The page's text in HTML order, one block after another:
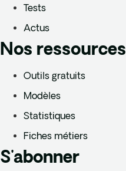
Tests
Actus
Nos ressources
Outils gratuits
Modèles
Statistiques
Fiches métiers
S'abonner